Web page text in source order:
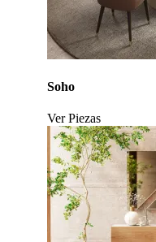
Soho
Ver Piezas
Click to enlarge